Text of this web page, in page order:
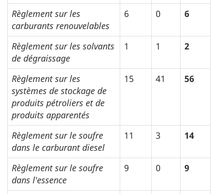
Règlement sur les
carburants renouvelables
6 0 6
Règlement sur les solvants
de dégraissage
1 1 2
Règlement sur les
systèmes de stockage de
produits pétroliers et de
produits apparentés
15 41 56
Règlement sur le soufre
dans le carburant diesel
11 3 14
Règlement sur le soufre
dans l'essence
9 0 9